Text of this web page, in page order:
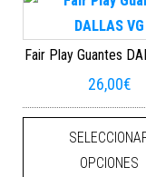
Fair Play Guantes
26,00€
OPCIONES